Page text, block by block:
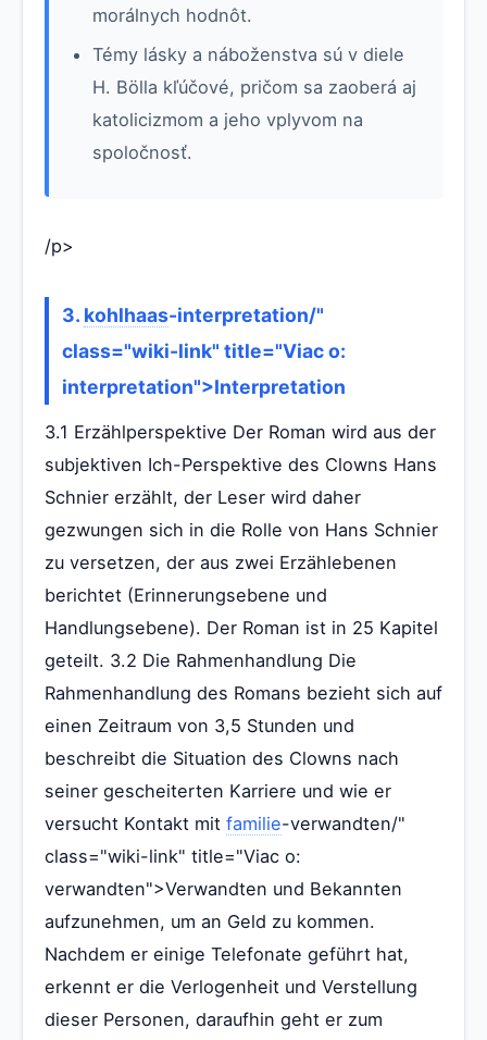
morálnych hodnôt.
Témy lásky a náboženstva sú v diele
H. Bölla kľúčové, pričom sa zaoberá aj
katolicizmom a jeho vplyvom na
spoločnosť.
/p>
3. kohlhaas-interpretation/"
class="wiki-link" title="Viac o:
interpretation">Interpretation
3.1 Erzählperspektive Der Roman wird aus der
subjektiven Ich-Perspektive des Clowns Hans
Schnier erzählt, der Leser wird daher
gezwungen sich in die Rolle von Hans Schnier
zu versetzen, der aus zwei Erzählebenen
berichtet (Erinnerungsebene und
Handlungsebene). Der Roman ist in 25 Kapitel
geteilt. 3.2 Die Rahmenhandlung Die
Rahmenhandlung des Romans bezieht sich auf
einen Zeitraum von 3,5 Stunden und
beschreibt die Situation des Clowns nach
seiner gescheiterten Karriere und wie er
versucht Kontakt mit familie-verwandten/"
class="wiki-link" title="Viac o:
verwandten">Verwandten und Bekannten
aufzunehmen, um an Geld zu kommen.
Nachdem er einige Telefonate geführt hat,
erkennt er die Verlogenheit und Verstellung
dieser Personen, daraufhin geht er zum